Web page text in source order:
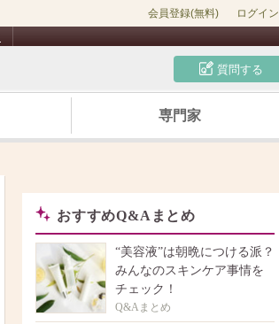
会員登録(無料) ログイン
質問する
専門家
おすすめQ&Aまとめ
“美容液”は朝晩につける派？
みんなのスキンケア事情を
チェック！
Q&Aまとめ